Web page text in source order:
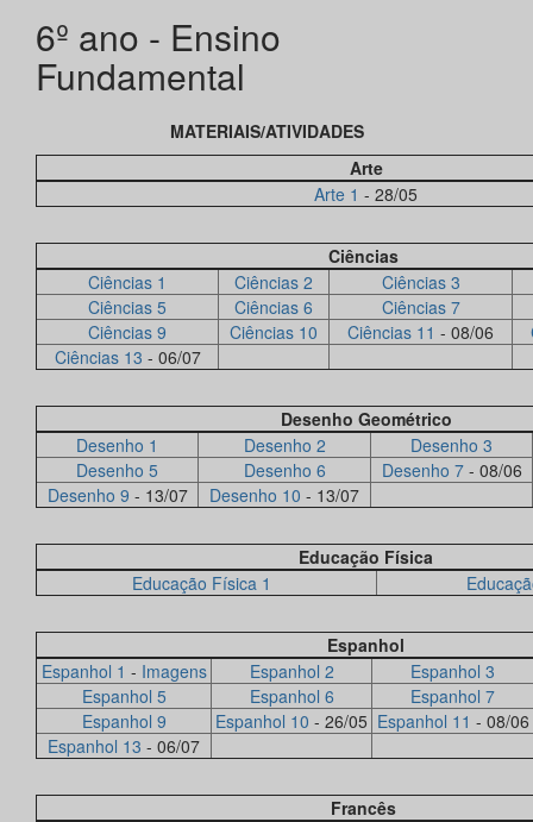
6º ano - Ensino
Fundamental
MATERIAIS/ATIVIDADES
Arte
Arte 1 - 28/05
Ciências
Ciências 1
Ciências 2
Ciências 3
Ciências 5
Ciências 6
Ciências 7
Ciências 9
Ciências 10 Ciências 11 - 08/06
Ciências 13 - 06/07
Desenho Geométrico
Desenho 1
Desenho 2
Desenho 3
Desenho 5
Desenho 6 Desenho 7- 08/06
Desenho 9 - 13/07 Desenho 10 - 13/07
Educação Física
Educação Física 1
Espanhol
Espanhol 1 - Imagens Espanhol 2
Espanhol 3
Espanhol 5
Espanhol 6
Espanhol 7
Espanhol 9
Espanhol 10 - 26/05 Espanhol 11 - 08/06
Espanhol 13 - 06/07
Francês